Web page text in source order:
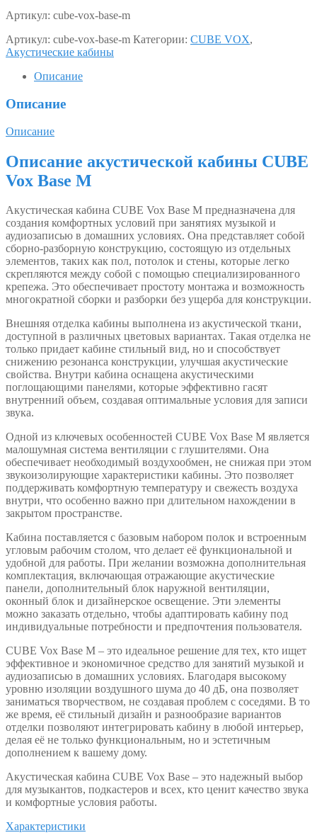
Артикул: cube-vox-base-m
Артикул: cube-vox-base-m Категории: CUBE VOX,
Акустические кабины
Описание
Описание
Описание
Описание акустической кабины CUBE
Vox Base М
Акустическая кабина CUBE Vox Base М предназначена для
создания комфортных условий при занятиях музыкой и
аудиозаписью в домашних условиях. Она представляет собой
сборно-разборную конструкцию, состоящую из отдельных
элементов, таких как пол, потолок и стены, которые легко
скрепляются между собой с помощью специализированного
крепежа. Это обеспечивает простоту монтажа и возможность
многократной сборки и разборки без ущерба для конструкции.
Внешняя отделка кабины выполнена из акустической ткани,
доступной в различных цветовых вариантах. Такая отделка не
только придает кабине стильный вид, но и способствует
снижению резонанса конструкции, улучшая акустические
свойства. Внутри кабина оснащена акустическими
поглощающими панелями, которые эффективно гасят
внутренний объем, создавая оптимальные условия для записи
звука.
Одной из ключевых особенностей CUBE Vox Base М является
малошумная система вентиляции с глушителями. Она
обеспечивает необходимый воздухообмен, не снижая при этом
звукоизолирующие характеристики кабины. Это позволяет
поддерживать комфортную температуру и свежесть воздуха
внутри, что особенно важно при длительном нахождении в
закрытом пространстве.
Кабина поставляется с базовым набором полок и встроенным
угловым рабочим столом, что делает её функциональной и
удобной для работы. При желании возможна дополнительная
комплектация, включающая отражающие акустические
панели, дополнительный блок наружной вентиляции,
оконный блок и дизайнерское освещение. Эти элементы
можно заказать отдельно, чтобы адаптировать кабину под
индивидуальные потребности и предпочтения пользователя.
CUBE Vox Base М – это идеальное решение для тех, кто ищет
эффективное и экономичное средство для занятий музыкой и
аудиозаписью в домашних условиях. Благодаря высокому
уровню изоляции воздушного шума до 40 дБ, она позволяет
заниматься творчеством, не создавая проблем с соседями. В то
же время, её стильный дизайн и разнообразие вариантов
отделки позволяют интегрировать кабину в любой интерьер,
делая её не только функциональным, но и эстетичным
дополнением к вашему дому.
Акустическая кабина CUBE Vox Base – это надежный выбор
для музыкантов, подкастеров и всех, кто ценит качество звука
и комфортные условия работы.
Характеристики